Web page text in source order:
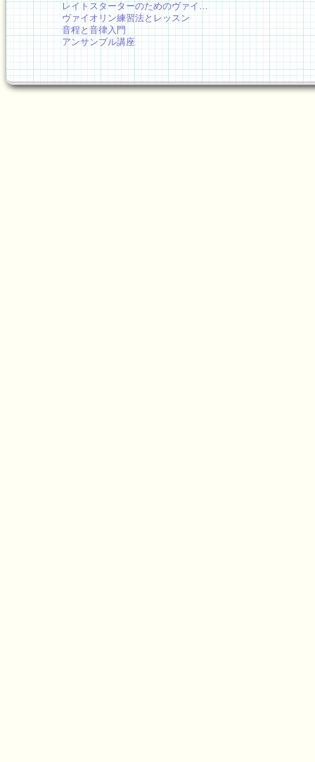
レイトスターターのためのヴァイ…
ヴァイオリン練習法とレッスン
音程と音律入門
アンサンブル講座